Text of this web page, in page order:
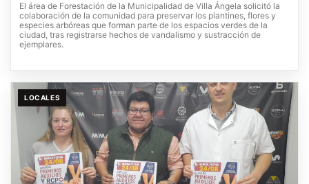
El área de Forestación de la Municipalidad de Villa Ángela solicitó la
colaboración de la comunidad para preservar los plantines, flores y
especies arbóreas que forman parte de los espacios verdes de la
ciudad, tras registrarse hechos de vandalismo y sustracción de
ejemplares.
LOCALES